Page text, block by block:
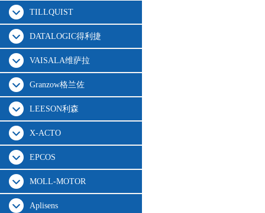
TILLQUIST
DATALOGIC得利捷
VAISALA维萨拉
Granzow格兰佐
LEESON利森
X-ACTO
EPCOS
MOLL-MOTOR
Aplisens